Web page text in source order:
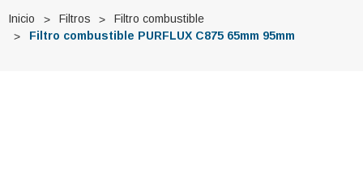
Inicio Filtros
Filtro combustible
Filtro combustible PURFLUX C875 65mm 95mm